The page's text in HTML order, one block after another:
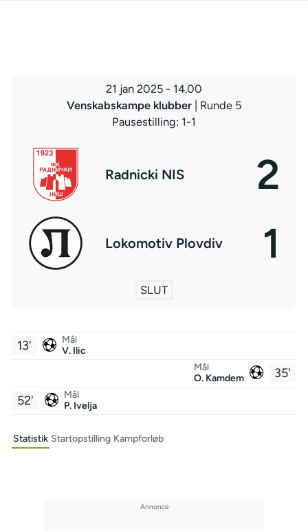
21 jan 2025 - 14.00
Venskabskampe klubber
| Runde 5
Pausestilling: 1-1
Radnicki NIS 2
Lokomotiv Plovdiv 1
SLUT
Mål
V. Ilic
13'
35'
Mål
O. Kamdem
Mål
P. Ivelja
52'
Statistik Startopstilling Kampforløb